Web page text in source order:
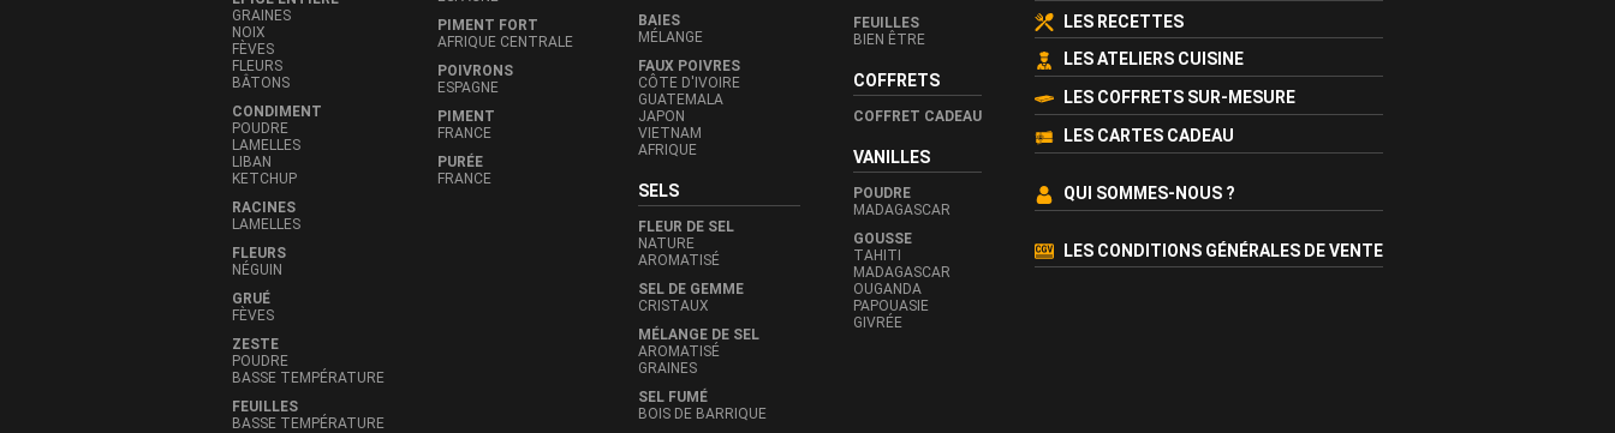
GRAINES
NOIX
FÈVES
FLEURS
BÂTONS
CONDIMENT
POUDRE
LAMELLES
LIBAN
KETCHUP
RACINES
LAMELLES
FLEURS
NÉGUIN
GRUÉ
FÈVES
ZESTE
POUDRE
BASSE TEMPÉRATURE
FEUILLES
BASSE TEMPÉRATURE
PIMENT FORT
AFRIQUE CENTRALE
POIVRONS
ESPAGNE
PIMENT
FRANCE
PURÉE
FRANCE
BAIES
MÉLANGE
FAUX POIVRES
CÔTE D'IVOIRE
GUATEMALA
JAPON
VIETNAM
AFRIQUE
SELS
FLEUR DE SEL
NATURE
AROMATISÉ
SEL DE GEMME
CRISTAUX
MÉLANGE DE SEL
AROMATISÉ
GRAINES
SEL FUMÉ
BOIS DE BARRIQUE
FEUILLES
BIEN ÊTRE
COFFRETS
COFFRET CADEAU
VANILLES
POUDRE
MADAGASCAR
GOUSSE
TAHITI
MADAGASCAR
OUGANDA
PAPOUASIE
GIVRÉE
LES RECETTES
LES ATELIERS CUISINE
LES COFFRETS SUR-MESURE
LES CARTES CADEAU
QUI SOMMES-NOUS ?
LES CONDITIONS GÉNÉRALES DE VENTE